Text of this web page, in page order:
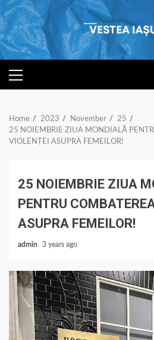
Skip
to
content
PRIMARY
MENU
Home 2023 November
25
25 NOIEMBRIE ZIUA MONDIALĂ
VIOLENȚEI ASUPRA FEMEILOR!
25 NOIEMBRIE ZIUA
PENTRU
ASUPRA FEMEILOR!
admin 3 years ago